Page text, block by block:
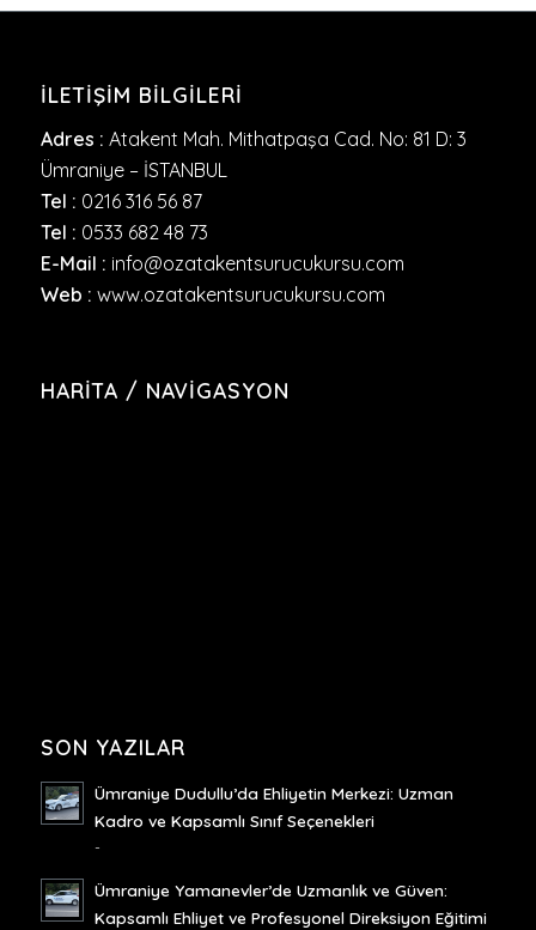
İLETIŞIM BILGILERI
Adres : Atakent Mah. Mithatpaşa Cad. No: 81 D: 3
Ümraniye – İSTANBUL
Tel : 0216 316 56 87
Tel : 0533 682 48 73
E-Mail : info@ozatakentsurucukursu.com
Web : www.ozatakentsurucukursu.com
HARITA / NAVIGASYON
SON YAZILAR
Ümraniye Dudullu’da Ehliyetin Merkezi: Uzman
Kadro ve Kapsamlı Sınıf Seçenekleri
-
Ümraniye Yamanevler’de Uzmanlık ve Güven:
Kapsamlı Ehliyet ve Profesyonel Direksiyon Eğitimi